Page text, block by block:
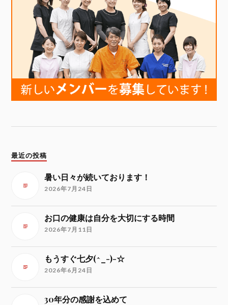
最近の投稿
暑い日々が続いております！
2026年7月24日
お口の健康は自分を大切にする時間
2026年7月11日
もうすぐ七夕(^_-)-☆
2026年6月24日
30年分の感謝を込めて